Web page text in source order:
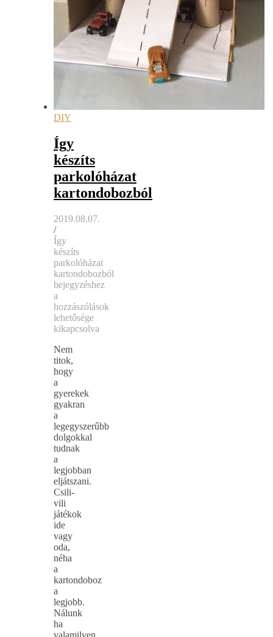
DIY
Így
készíts
parkolóházat
kartondobozból
2019.08.07.
/
Így
készíts
parkolóházat
kartondobozból
bejegyzéshez
a
hozzászólások
lehetősége
kikapcsolva
Nem
titok,
hogy
a
gyerekek
gyakran
a
legegyszerűbb
dolgokkal
tudnak
a
legjobban
eljátszani.
Csili-
vili
játékok
ide
vagy
oda,
néha
a
kartondoboz
a
legjobb.
Nálunk
ha